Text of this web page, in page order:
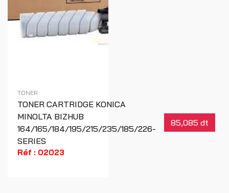
TONER
TONER CARTRIDGE KONICA
MINOLTA BIZHUB
164/165/184/195/215/235/185/226-
SERIES
85,085 dt
Réf : 02023